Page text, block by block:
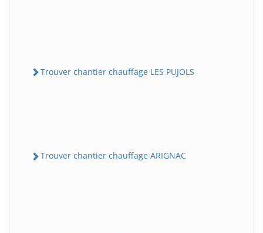
Trouver chantier chauffage LES PUJOLS
Trouver chantier chauffage ARIGNAC